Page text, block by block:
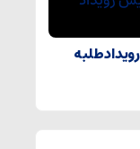
طلبه